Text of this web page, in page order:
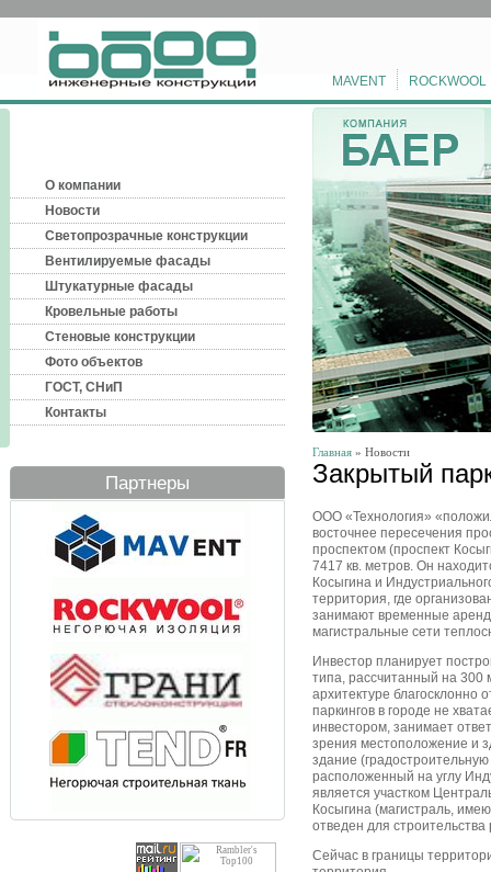
MAVENT ROCKWOOL
О компании
Новости
Светопрозрачные конструкции
Вентилируемые фасады
Штукатурные фасады
Кровельные работы
Стеновые конструкции
Фото объектов
ГОСТ, СНиП
Контакты
Партнеры
Главная » Новости
Закрытый
ООО «Технология»
восточнее пересечения
проспектом (проспект
7417 кв. метров. Он
Косыгина и
территория, где
занимают временные
магистральные сети
Инвестор планирует
типа, рассчитанный на 300
архитектуре благосклонно
паркингов в городе не
инвестором, занимает
зрения местоположение и
здание
расположенный на углу
является участком
Косыгина (магистраль,
отведен для
Сейчас в границы